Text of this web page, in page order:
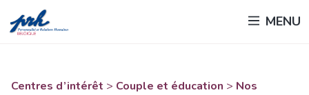
au
MENU
Centres d’intérêt > Couple et éducation > Nos